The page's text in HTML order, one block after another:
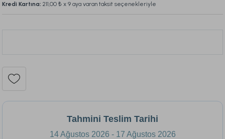
Kredi Kartına: 211,00 ₺ x 9 aya varan taksit seçenekleriyle
Bu ürünü son 24 saat içinde422kişi inceledi.
Tahmini Teslim Tarihi
14 Ağustos 2026 - 17 Ağustos 2026